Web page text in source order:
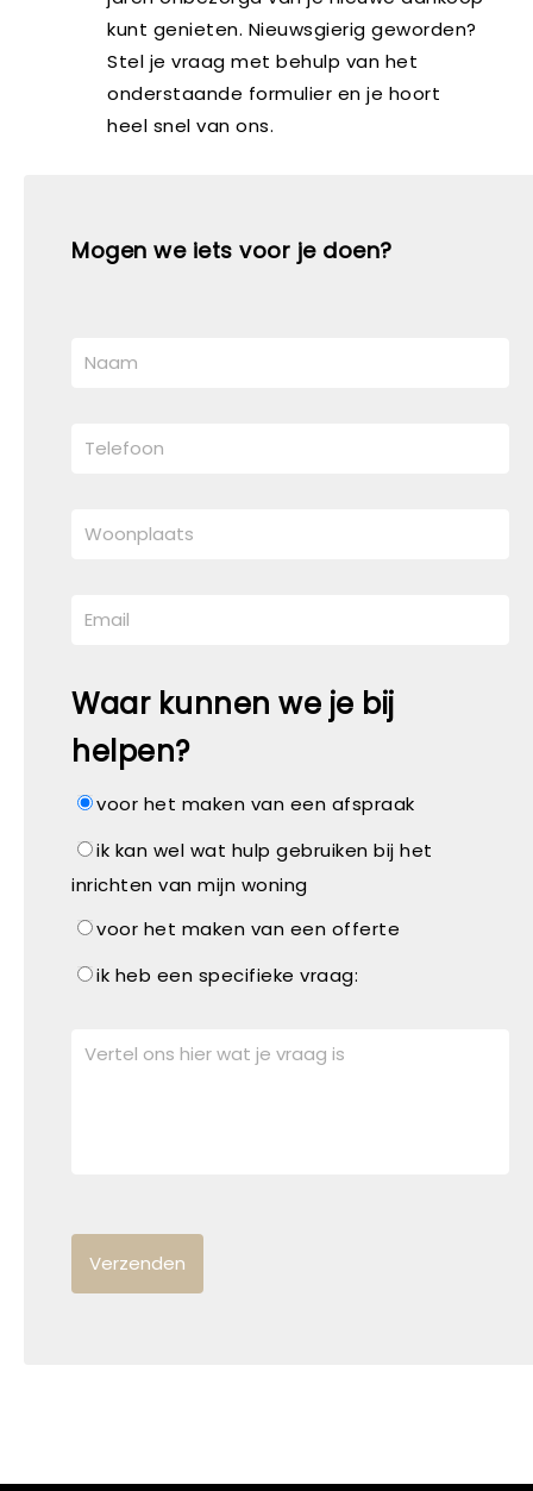
kunt genieten. Nieuwsgierig geworden?
Stel je vraag met behulp van het
onderstaande formulier en je hoort
heel snel van ons.
Mogen we iets voor je doen?
Waar kunnen we je bij
helpen?
voor het maken van een afspraak
ik kan wel wat hulp gebruiken bij het
inrichten van mijn woning
voor het maken van een offerte
ik heb een specifieke vraag: